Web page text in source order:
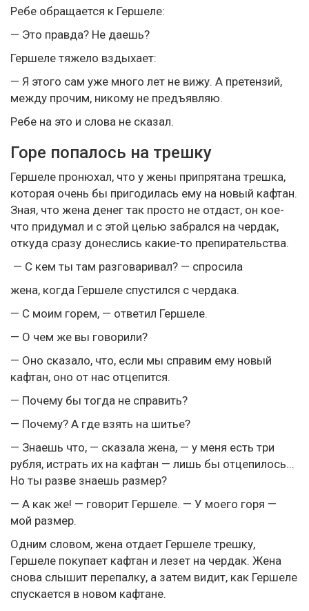
Ребе обращается к Гершеле:
— Это правда? Не даешь?
Гершеле тяжело вздыхает:
— Я этого сам уже много лет не вижу. А претензий,
между прочим, никому не предъявляю.
Ребе на это и слова не сказал.
Горе попалось на трешку
Гершеле пронюхал, что у жены припрятана трешка,
которая очень бы пригодилась ему на новый кафтан.
Зная, что жена денег так просто не отдаст, он кое-
что придумал и с этой целью забрался на чердак,
откуда сразу донеслись какие-то препирательства.
— С кем ты там разговаривал? — спросила
жена, когда Гершеле спустился с чердака.
— С моим горем, — ответил Гершеле.
— О чем же вы говорили?
— Оно сказало, что, если мы справим ему новый
кафтан, оно от нас отцепится.
— Почему бы тогда не справить?
— Почему? А где взять на шитье?
— Знаешь что, — сказала жена, — у меня есть три
рубля, истрать их на кафтан — лишь бы отцепилось...
Но ты разве знаешь размер?
— А как же! — говорит Гершеле. — У моего горя —
мой размер.
Одним словом, жена отдает Гершеле трешку,
Гершеле покупает кафтан и лезет на чердак. Жена
снова слышит перепалку, а затем видит, как Гершеле
спускается в новом кафтане.